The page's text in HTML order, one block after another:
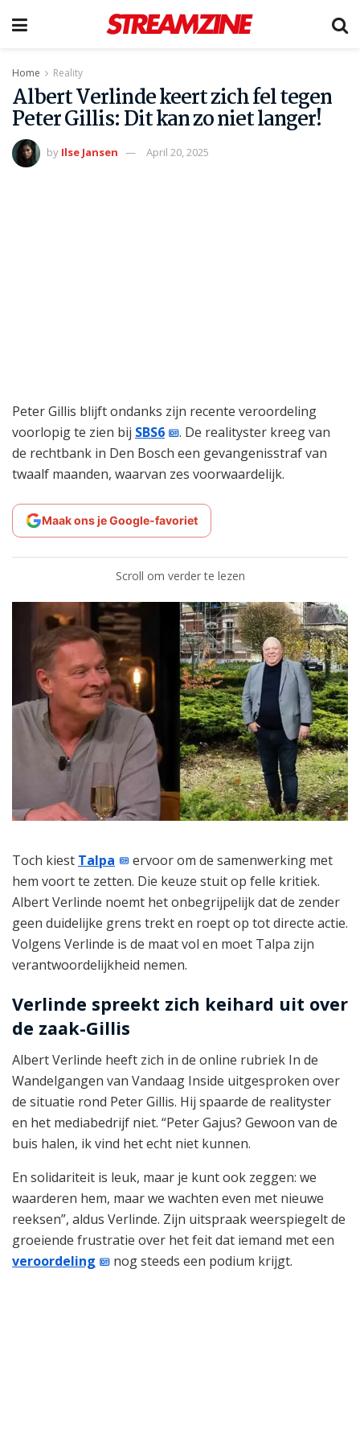
Home Reality
Albert Verlinde keert zich fel tegen
Peter Gillis: Dit kan zo niet langer!
by Ilse Jansen April 20, 2025
Peter Gillis blijft ondanks zijn recente veroordeling
voorlopig te zien bij SBS6
. De realityster kreeg van
de rechtbank in Den Bosch een gevangenisstraf van
twaalf maanden, waarvan zes voorwaardelijk.
Maak ons je Google-favoriet
Scroll om verder te lezen
Toch kiest Talpa
ervoor om de samenwerking met
hem voort te zetten. Die keuze stuit op felle kritiek.
Albert Verlinde noemt het onbegrijpelijk dat de zender
geen duidelijke grens trekt en roept op tot directe actie.
Volgens Verlinde is de maat vol en moet Talpa zijn
verantwoordelijkheid nemen.
Verlinde spreekt zich keihard uit over
de zaak-Gillis
Albert Verlinde heeft zich in de online rubriek In de
Wandelgangen van Vandaag Inside uitgesproken over
de situatie rond Peter Gillis. Hij spaarde de realityster
en het mediabedrijf niet. “Peter Gajus? Gewoon van de
buis halen, ik vind het echt niet kunnen.
En solidariteit is leuk, maar je kunt ook zeggen: we
waarderen hem, maar we wachten even met nieuwe
reeksen”, aldus Verlinde. Zijn uitspraak weerspiegelt de
groeiende frustratie over het feit dat iemand met een
veroordeling
nog steeds een podium krijgt.